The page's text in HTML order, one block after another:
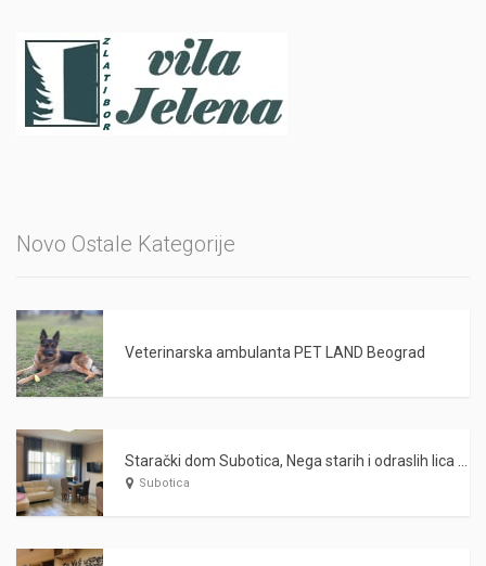
Novo Ostale Kategorije
Veterinarska ambulanta PET LAND Beograd
Subotica